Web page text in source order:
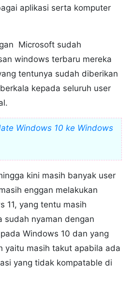
aplikasi serta komputer
Microsoft sudah
windows terbaru mereka
tentunya sudah diberikan
kepada seluruh user
Windows 10 ke Windows
kini masih banyak user
enggan melakukan
11, yang tentu masih
sudah nyaman dengan
Windows 10 dan yang
yaitu masih takut apabila ada
yang tidak kompatable di